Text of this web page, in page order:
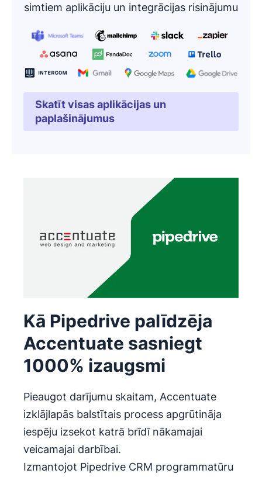
simtiem aplikāciju un integrācijas risinājumu
Skatīt visas aplikācijas un
paplašinājumus
Kā Pipedrive palīdzēja
Accentuate sasniegt
1000% izaugsmi
Pieaugot darījumu skaitam, Accentuate
izklājlapās balstītais process apgrūtināja
iespēju izsekot katrā brīdī nākamajai
veicamajai darbībai.
Izmantojot Pipedrive CRM programmatūru